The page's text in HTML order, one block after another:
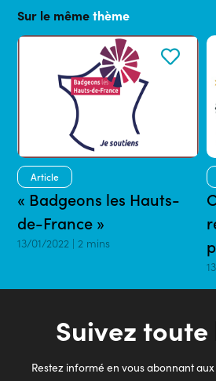
Sur le mêmethème
Article
« Badgeons les Hauts-
de-France »
13/01/2022 | 2 mins
Suivez
Restez informé en vous abonnant aux